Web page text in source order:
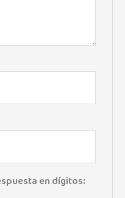
en dígitos: